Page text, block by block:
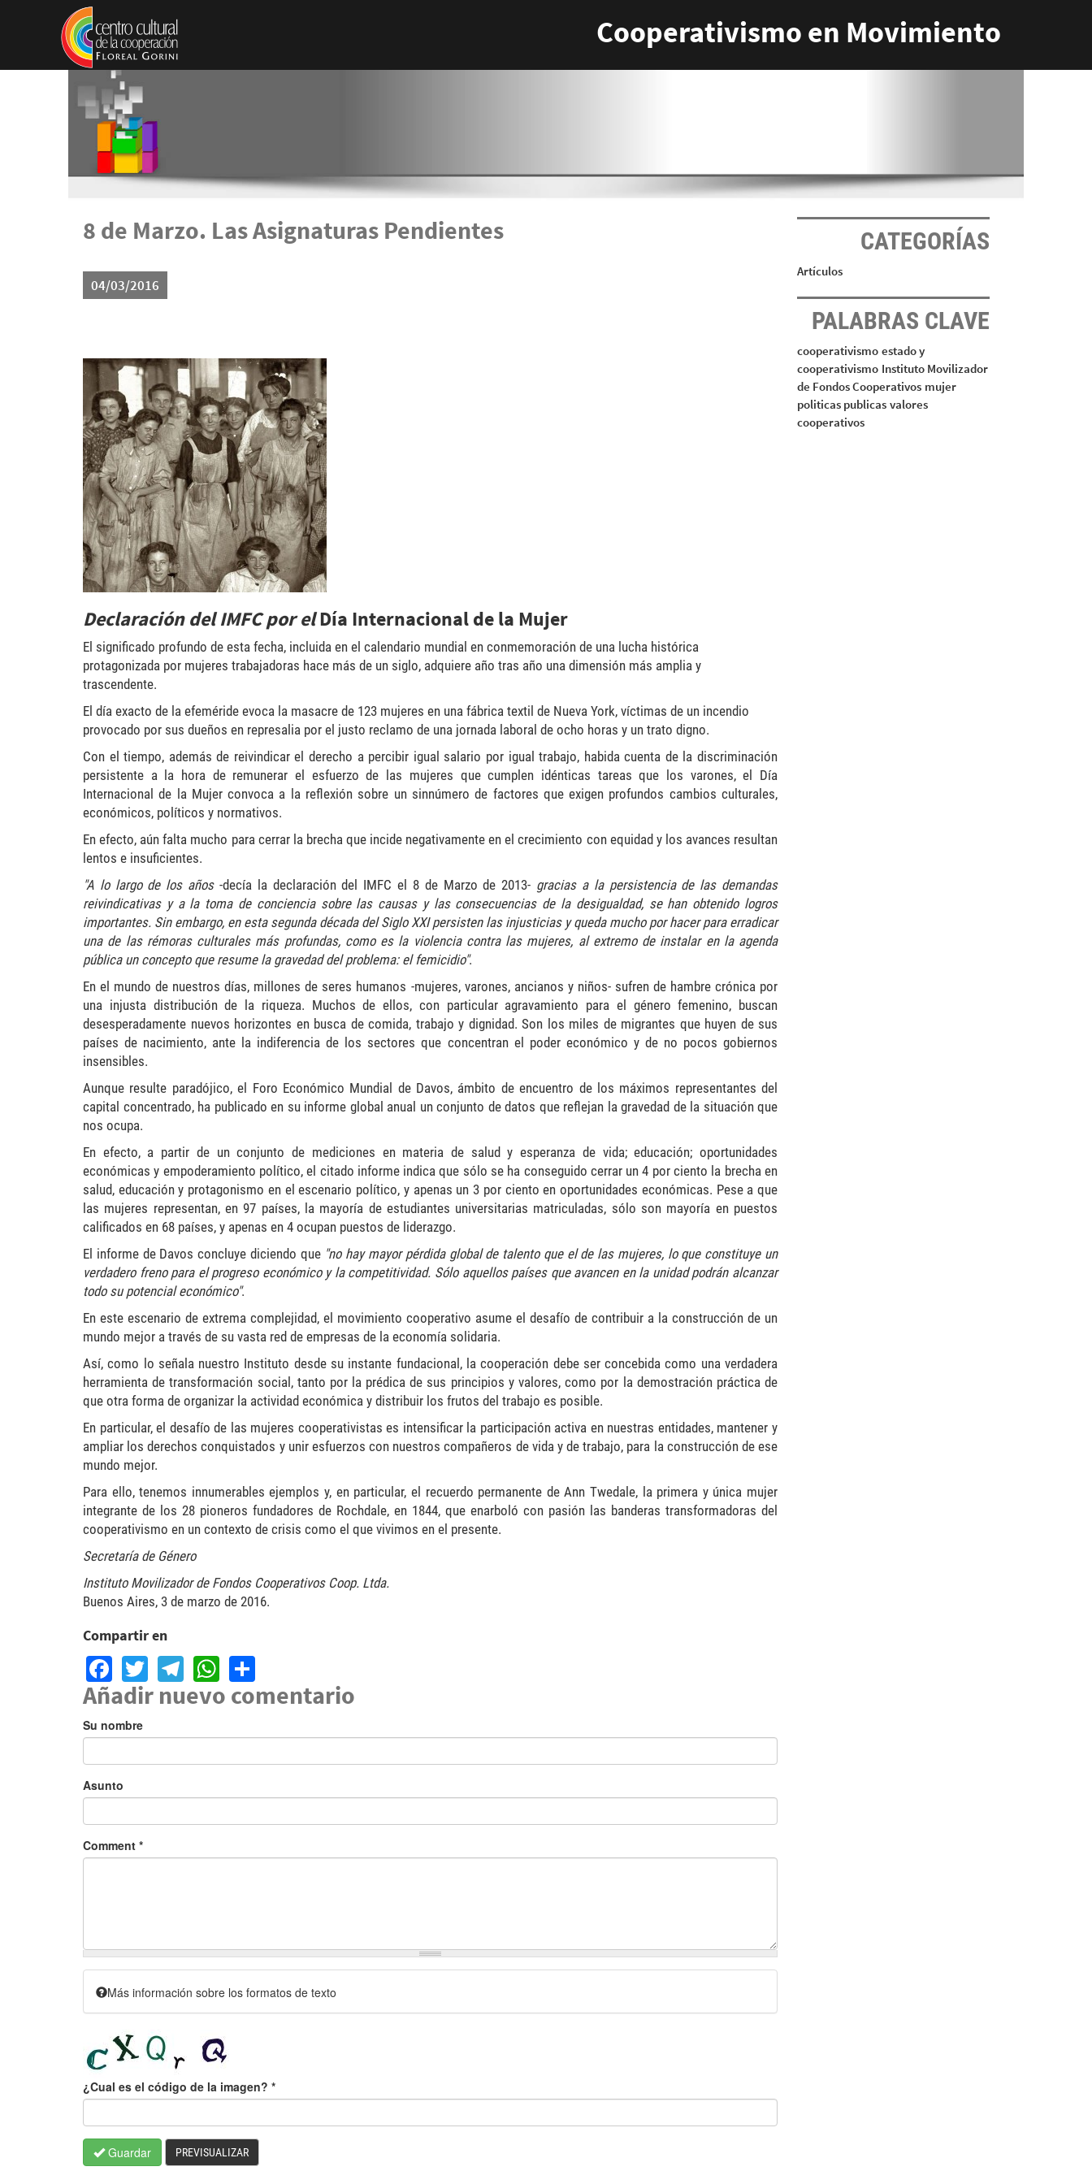
Pasar al contenido principal
Cooperativismo en Movimiento
8 de Marzo. Las Asignaturas Pendientes
04/03/2016
418356_10150709344335166_592820165_11667688_1379237122_n-
300x288.jpg
Declaración del IMFC por elDía Internacional de la Mujer
El significado profundo de esta fecha, incluida en el calendario mundial en conmemoración de una lucha histórica
protagonizada por mujeres trabajadoras hace más de un siglo, adquiere año tras año una dimensión más amplia y
trascendente.
El día exacto de la efeméride evoca la masacre de 123 mujeres en una fábrica textil de Nueva York, víctimas de un incendio
provocado por sus dueños en represalia por el justo reclamo de una jornada laboral de ocho horas y un trato digno.
Con el tiempo, además de reivindicar el derecho a percibir igual salario por igual trabajo, habida cuenta de la discriminación
persistente a la hora de remunerar el esfuerzo de las mujeres que cumplen idénticas tareas que los varones, el Día
Internacional de la Mujer convoca a la reflexión sobre un sinnúmero de factores que exigen profundos cambios culturales,
económicos, políticos y normativos.
En efecto, aún falta mucho para cerrar la brecha que incide negativamente en el crecimiento con equidad y los avances resultan
lentos e insuficientes.
"A lo largo de los años -decía la declaración del IMFC el 8 de Marzo de 2013- gracias a la persistencia de las demandas
reivindicativas y a la toma de conciencia sobre las causas y las consecuencias de la desigualdad, se han obtenido logros
importantes. Sin embargo, en esta segunda década del Siglo XXI persisten las injusticias y queda mucho por hacer para erradicar
una de las rémoras culturales más profundas, como es la violencia contra las mujeres, al extremo de instalar en la agenda
pública un concepto que resume la gravedad del problema: el femicidio".
En el mundo de nuestros días, millones de seres humanos -mujeres, varones, ancianos y niños- sufren de hambre crónica por
una injusta distribución de la riqueza. Muchos de ellos, con particular agravamiento para el género femenino, buscan
desesperadamente nuevos horizontes en busca de comida, trabajo y dignidad. Son los miles de migrantes que huyen de sus
países de nacimiento, ante la indiferencia de los sectores que concentran el poder económico y de no pocos gobiernos
insensibles.
Aunque resulte paradójico, el Foro Económico Mundial de Davos, ámbito de encuentro de los máximos representantes del
capital concentrado, ha publicado en su informe global anual un conjunto de datos que reflejan la gravedad de la situación que
nos ocupa.
En efecto, a partir de un conjunto de mediciones en materia de salud y esperanza de vida; educación; oportunidades
económicas y empoderamiento político, el citado informe indica que sólo se ha conseguido cerrar un 4 por ciento la brecha en
salud, educación y protagonismo en el escenario político, y apenas un 3 por ciento en oportunidades económicas. Pese a que
las mujeres representan, en 97 países, la mayoría de estudiantes universitarias matriculadas, sólo son mayoría en puestos
calificados en 68 países, y apenas en 4 ocupan puestos de liderazgo.
El informe de Davos concluye diciendo que "no hay mayor pérdida global de talento que el de las mujeres, lo que constituye un
verdadero freno para el progreso económico y la competitividad. Sólo aquellos países que avancen en la unidad podrán alcanzar
todo su potencial económico".
En este escenario de extrema complejidad, el movimiento cooperativo asume el desafío de contribuir a la construcción de un
mundo mejor a través de su vasta red de empresas de la economía solidaria.
Así, como lo señala nuestro Instituto desde su instante fundacional, la cooperación debe ser concebida como una verdadera
herramienta de transformación social, tanto por la prédica de sus principios y valores, como por la demostración práctica de
que otra forma de organizar la actividad económica y distribuir los frutos del trabajo es posible.
En particular, el desafío de las mujeres cooperativistas es intensificar la participación activa en nuestras entidades, mantener y
ampliar los derechos conquistados y unir esfuerzos con nuestros compañeros de vida y de trabajo, para la construcción de ese
mundo mejor.
Para ello, tenemos innumerables ejemplos y, en particular, el recuerdo permanente de Ann Twedale, la primera y única mujer
integrante de los 28 pioneros fundadores de Rochdale, en 1844, que enarboló con pasión las banderas transformadoras del
cooperativismo en un contexto de crisis como el que vivimos en el presente.
Secretaría de Género
Instituto Movilizador de Fondos Cooperativos Coop. Ltda.
Buenos Aires, 3 de marzo de 2016.
Compartir en
Facebook
TwitterTelegram
WhatsApp
Añadir nuevo comentario
Su nombre
Asunto
Comment *
Más información sobre los formatos de texto
¿Cual es el código de la imagen? *
Guardar PREVISUALIZAR
CATEGORÍAS
Artículos
PALABRAS CLAVE
cooperativismo estado y
cooperativismo Instituto Movilizador
de Fondos Cooperativos mujer
politicas publicas valores
cooperativos